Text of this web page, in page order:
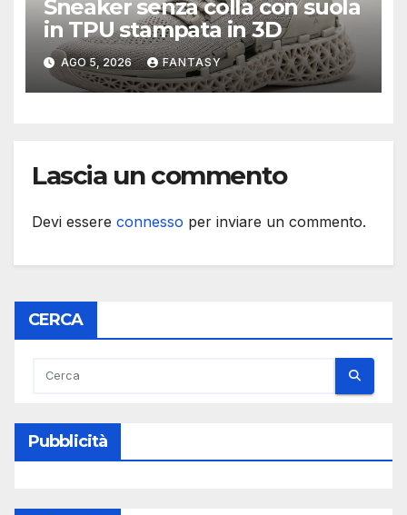
Sneaker senza colla con suola
in TPU stampata in 3D
AGO 5, 2026 FANTASY
Lascia un commento
Devi essere connesso per inviare un commento.
CERCA
Pubblicità